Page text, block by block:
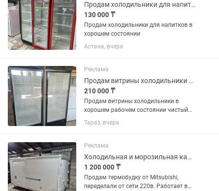
Продам холодильники для напитков в хорошем состоянии
130 000 ₸
Продам холодильники для напитков в
хорошем состоянии
Астана, вчера
Реклама
Продам витрины холодильники в хорошем рабочем состоянии чистый
210 000 ₸
Продам витрины холодильники в
хорошем рабочем состоянии чистый
цена за каждый по 250 тысяч
Тараз, вчера
Реклама
Холодильная и морозильная камера
1 200 000 ₸
Продам термобудку от Mitsubishi,
переделали от сети 220в. Работает в